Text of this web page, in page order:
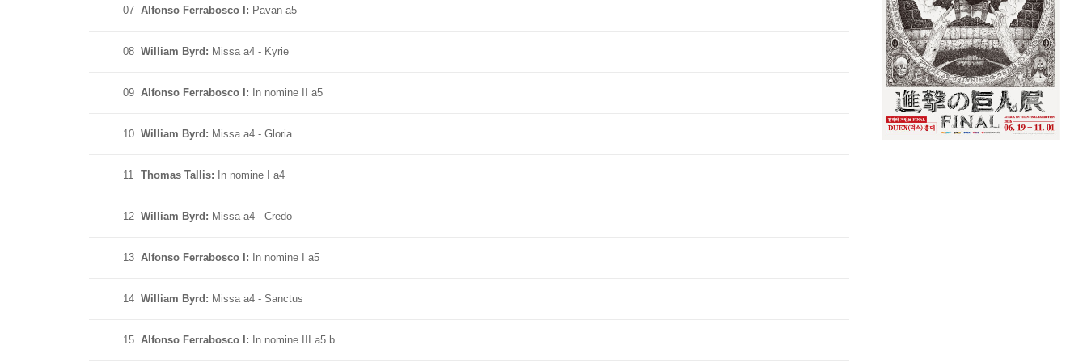
07 Alfonso Ferrabosco I: Pavan a5
08 William Byrd: Missa a4 - Kyrie
09 Alfonso Ferrabosco I: In nomine II a5
10 William Byrd: Missa a4 - Gloria
11 Thomas Tallis: In nomine I a4
12 William Byrd: Missa a4 - Credo
13 Alfonso Ferrabosco I: In nomine I a5
14 William Byrd: Missa a4 - Sanctus
15 Alfonso Ferrabosco I: In nomine III a5 b